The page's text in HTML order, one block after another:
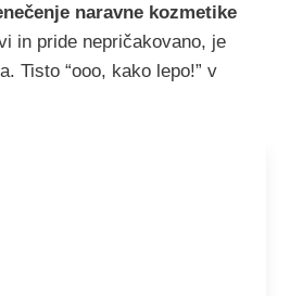
naravne kozmetike
in pride nepričakovano, je
Tisto “ooo, kako lepo!” v